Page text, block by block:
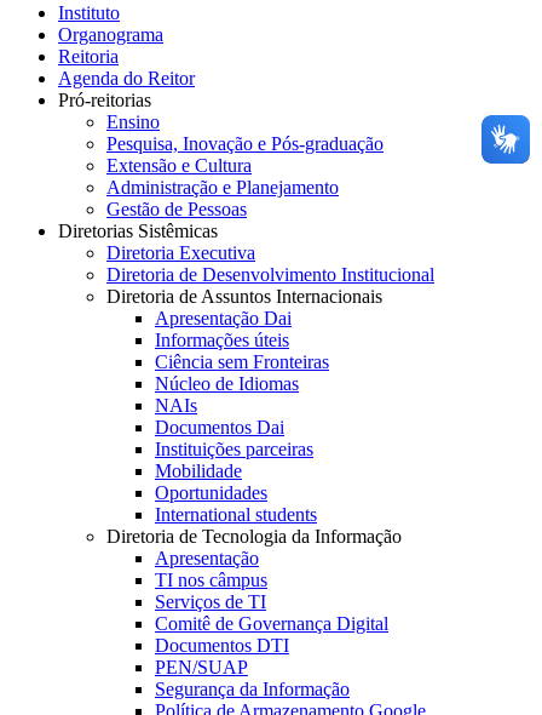
Instituto
Organograma
Reitoria
Agenda do Reitor
Pró-reitorias
Ensino
Pesquisa, Inovação e Pós-graduação
Extensão e Cultura
Administração e Planejamento
Gestão de Pessoas
Diretorias Sistêmicas
Diretoria Executiva
Diretoria de Desenvolvimento Institucional
Diretoria de Assuntos Internacionais
Apresentação Dai
Informações úteis
Ciência sem Fronteiras
Núcleo de Idiomas
NAIs
Documentos Dai
Instituições parceiras
Mobilidade
Oportunidades
International students
Diretoria de Tecnologia da Informação
Apresentação
TI nos câmpus
Serviços de TI
Comitê de Governança Digital
Documentos DTI
PEN/SUAP
Segurança da Informação
Política de Armazenamento Google